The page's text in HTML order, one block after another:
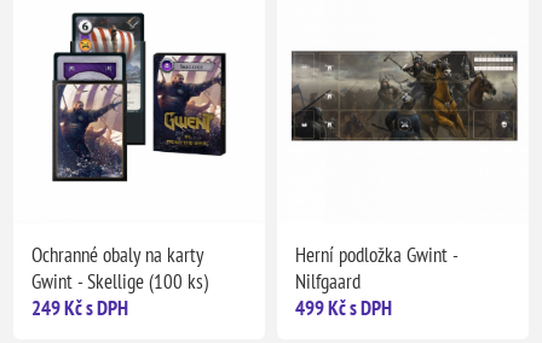
Ochranné obaly na karty
Gwint - Skellige (100 ks)
249 Kč s DPH
Herní podložka Gwint -
Nilfgaard
499 Kč s DPH